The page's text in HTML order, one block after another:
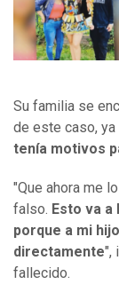
Su familia se
de este caso, ya
tenía motivos
"Que ahora me
falso. Esto va
porque a mi
directamente",
fallecido.